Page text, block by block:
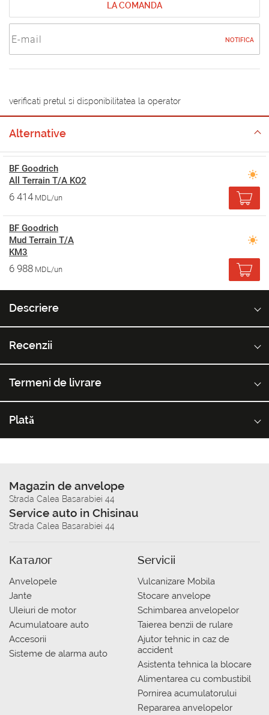
LA COMANDA
NOTIFICA
verificati pretul si disponibilitatea la operator
Alternative
BF Goodrich
All Terrain T/A KO2
6 414 MDL/un
BF Goodrich
Mud Terrain T/A
KM3
6 988 MDL/un
Descriere
Recenzii
Termeni de livrare
Plată
Magazin de anvelope
Strada Calea Basarabiei 44
Service auto in Chisinau
Strada Calea Basarabiei 44
Каталог
Anvelopele
Jante
Uleiuri de motor
Acumulatoare auto
Accesorii
Sisteme de alarma auto
Servicii
Vulcanizare Mobila
Stocare anvelope
Schimbarea anvelopelor
Taierea benzii de rulare
Ajutor tehnic in caz de
accident
Asistenta tehnica la blocare
Alimentarea cu combustibil
Pornirea acumulatorului
Repararea anvelopelor